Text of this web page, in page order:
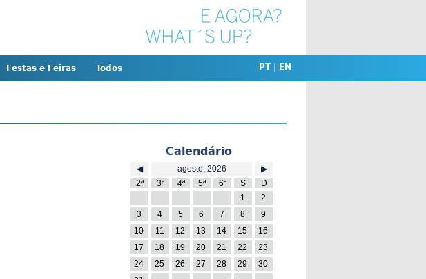
Festas e Feiras Todos PT| EN
Calendário
◀ agosto, 2026
▶
2ª
3ª 4ª 5ª 6ª S
D
1
2
3
4 5 6 7 8
9
10
11 12 13 14 15
16
17
18 19 20 21 22
23
24
25 26 27 28 29
30